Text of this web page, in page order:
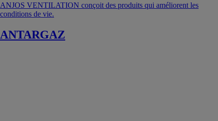
ANJOS VENTILATION conçoit des produits qui améliorent les
conditions de vie.
ANTARGAZ